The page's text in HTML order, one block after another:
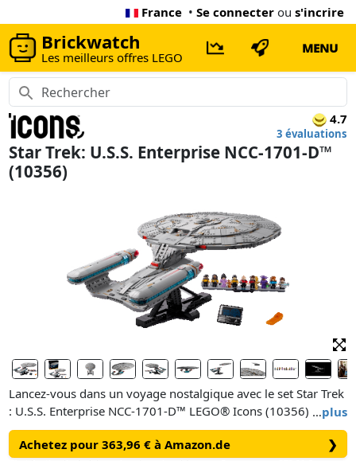
France • Se connecter ou s'incrire
Brickwatch
Les meilleurs offres LEGO
MENU
4.7
3 évaluations
Star Trek: U.S.S. Enterprise NCC-1701-D™
(10356)
…plus
Lancez-vous dans un voyage nostalgique avec le set Star Trek
: U.S.S. Enterprise NCC-1701-D™ LEGO® Icons (10356) pour
adultes.
Achetez pour 363,96 € à Amazon.de ❯